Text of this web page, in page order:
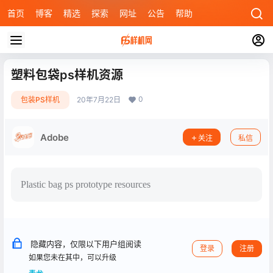
首页 博客 精选 探索 网址 公告 帮助
塑料包袋ps样机资源
包装PS样机 20年7月22日 0
Adobe 关注 私信
Plastic bag ps prototype resources
隐藏内容，仅限以下用户组阅读
如果您未在其中，可以升级
登录 注册